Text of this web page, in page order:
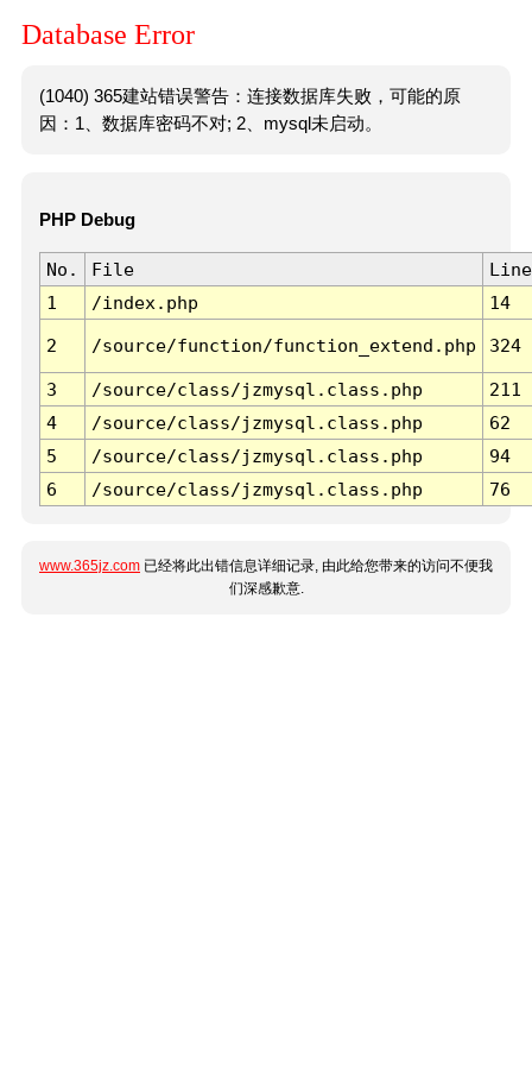
Database Error
(1040) 365建站错误警告：连接数据库失败，可能的原
因：1、数据库密码不对; 2、mysql未启动。
PHP Debug
No. File
Line
1
/index.php 14
2 /source/function/function_extend.php 324
3 /source/class/jzmysql.class.php
211
4
/source/class/jzmysql.class.php
62
5
/source/class/jzmysql.class.php
94
6
/source/class/jzmysql.class.php 76
www.365jz.com 已经将此出错信息详细记录, 由此给您带来的访问不便我
们深感歉意.